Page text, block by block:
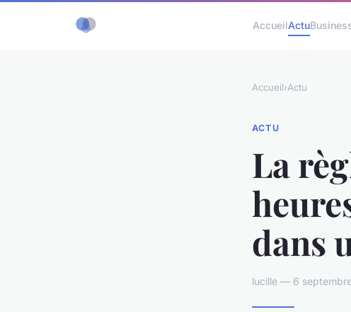
AccueilActu
Accueil›Actu
ACTU
La
dans
lucille — 6